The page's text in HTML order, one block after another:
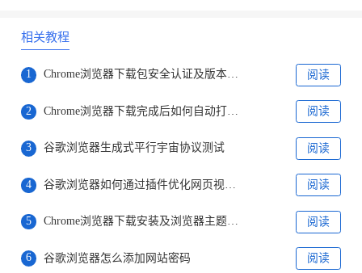
相关教程
1 Chrome浏览器下载包安全认证及版本管理 阅读
2 阅读
3 谷歌浏览器生成式平行宇宙协议测试 阅读
4 阅读
5 Chrome浏览器下载安装及浏览器主题更换与界面优化 阅读
6 谷歌浏览器怎么添加网站密码 阅读